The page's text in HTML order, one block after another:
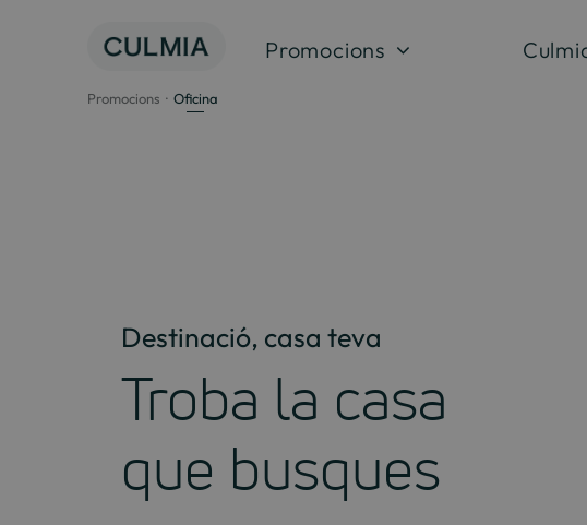
Promocions
Promocions Oficina
Destinació, casa teva
Troba la casa
que busques